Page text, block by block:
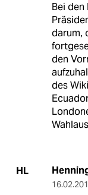
Bei den
darum,
den
des
HL